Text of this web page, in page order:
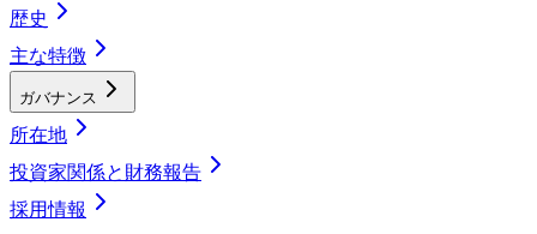
歴史
主な特徴
ガバナンス
所在地
投資家関係と財務報告
採用情報